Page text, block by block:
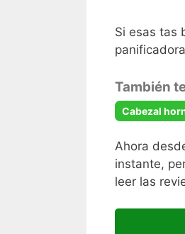
Si esas tas
También
Cabezal
Ahora
instante,
leer las